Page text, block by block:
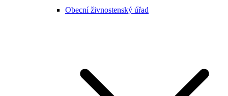
Obecní živnostenský úřad